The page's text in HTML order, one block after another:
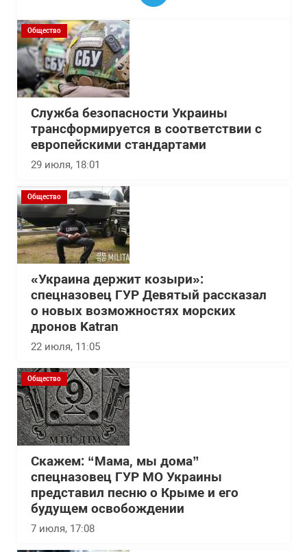
Общество
Служба безопасности Украины
трансформируется в соответствии с
европейскими стандартами
29 июля, 18:01
Общество
«Украина держит козыри»:
спецназовец ГУР Девятый рассказал
о новых возможностях морских
дронов Katran
22 июля, 11:05
Общество
Скажем: “Мама, мы дома”
спецназовец ГУР МО Украины
представил песню о Крыме и его
будущем освобождении
7 июля, 17:08